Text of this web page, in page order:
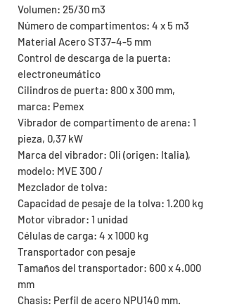
Volumen: 25/30 m3
Número de compartimentos: 4 x 5 m3
Material Acero ST37–4-5 mm
Control de descarga de la puerta:
electroneumático
Cilindros de puerta: 800 x 300 mm,
marca: Pemex
Vibrador de compartimento de arena: 1
pieza, 0,37 kW
Marca del vibrador: Oli (origen: Italia),
modelo: MVE 300 /
Mezclador de tolva:
Capacidad de pesaje de la tolva: 1.200 kg
Motor vibrador: 1 unidad
Células de carga: 4 x 1000 kg
Transportador con pesaje
Tamaños del transportador: 600 x 4.000
mm
Chasis: Perfil de acero NPU140 mm.